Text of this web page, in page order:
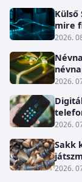
Külső
mire
2026.
2026.
2026.
Sakk
2026.